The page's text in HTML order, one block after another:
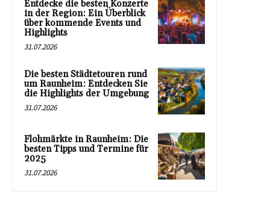
Entdecke die besten Konzerte
in der Region: Ein Überblick
über kommende Events und
Highlights
31.07.2026
Die besten Städtetouren rund
um Raunheim: Entdecken Sie
die Highlights der Umgebung
31.07.2026
Flohmärkte in Raunheim: Die
besten Tipps und Termine für
2025
31.07.2026